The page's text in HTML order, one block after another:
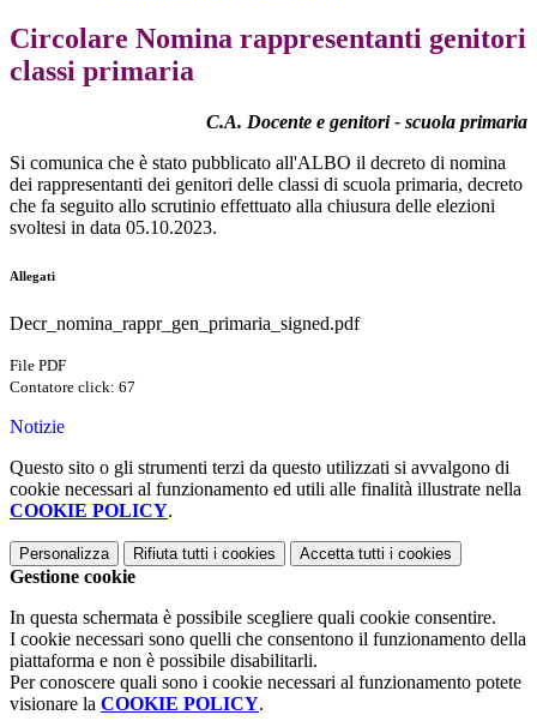
Circolare Nomina rappresentanti genitori
classi primaria
C.A. Docente e genitori - scuola primaria
Si comunica che è stato pubblicato all'ALBO il decreto di nomina
dei rappresentanti dei genitori delle classi di scuola primaria, decreto
che fa seguito allo scrutinio effettuato alla chiusura delle elezioni
svoltesi in data 05.10.2023.
Allegati
Decr_nomina_rappr_gen_primaria_signed.pdf
File PDF
Contatore click: 67
Notizie
Questo sito o gli strumenti terzi da questo utilizzati si avvalgono di
cookie necessari al funzionamento ed utili alle finalità illustrate nella
COOKIE POLICY.
Personalizza Rifiuta tutti i cookies Accetta tutti i cookies
Gestione cookie
In questa schermata è possibile scegliere quali cookie consentire.
I cookie necessari sono quelli che consentono il funzionamento della
piattaforma e non è possibile disabilitarli.
Per conoscere quali sono i cookie necessari al funzionamento potete
visionare la COOKIE POLICY.